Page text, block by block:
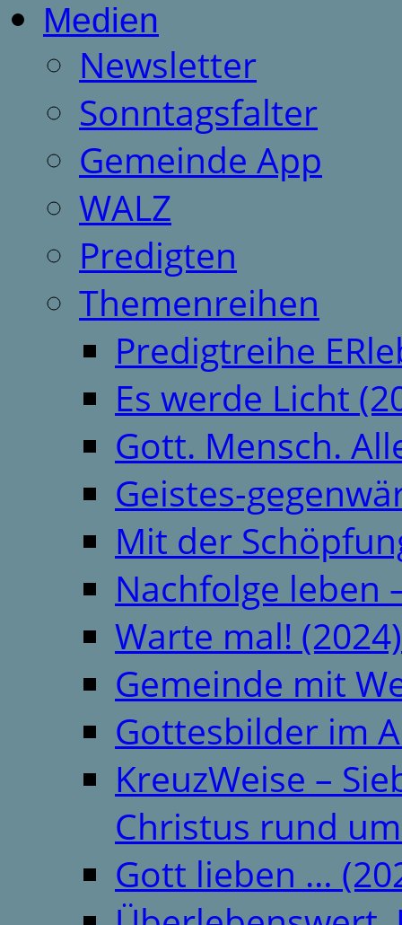
Medien
Newsletter
Sonntagsfalter
Gemeinde App
WALZ
Predigten
Themenreihen
Predigtreihe
Es werde Licht
Gott. Mensch.
Geistes-
Mit der
Nachfolge leben
Warte mal! (2024)
Gemeinde mit
Gottesbilder im
KreuzWeise –
Christus rund
Gott lieben …